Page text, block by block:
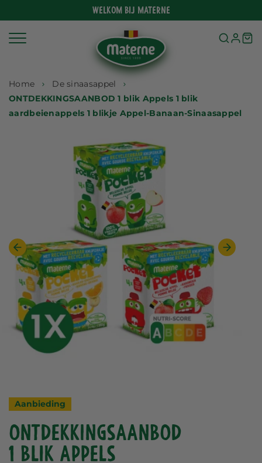
content
Welkom bij Materne
Home
De sinaasappel
ONTDEKKINGSAANBOD 1 blik Appels 1 blik
aardbeienappels 1 blikje Appel-Banaan-Sinaasappel
Aanbieding
ONTDEKKINGSAANBOD
1 blik Appels